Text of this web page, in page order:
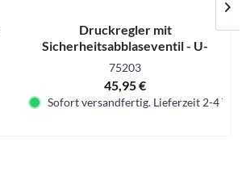
Druckregler mit
Sicherheitsabblaseventil - U-
Form - 30 mbar
75203
45,95 €
Sofort versandfertig. Lieferzeit 2-4 Tage.